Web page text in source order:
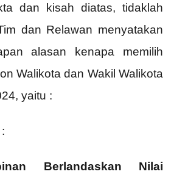
dan kisah diatas, tidaklah
dan Relawan menyatakan
alasan kenapa memilih
Walikota dan Wakil Walikota
yaitu :
Berlandaskan Nilai